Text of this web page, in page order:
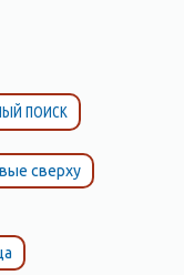
под такими
прилегающий к
из узкого
ПОИСК
сверху